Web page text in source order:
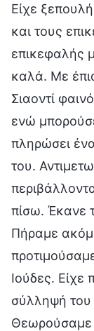
Είχε
και τους
επικεφαλής
καλά. Με
Σιαοντί
ενώ
πληρώσει
του.
πίσω. Έκανε
Πήραμε
Ιούδες. Είχε
σύλληψή του
Θεωρούσαμε